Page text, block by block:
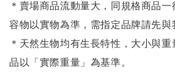
＊賣場商品流動量大，同規格商品
容物以實物為準，需指定品牌請先與
＊天然生物均有生長特性，大小與
品以「實際重量」為基準。